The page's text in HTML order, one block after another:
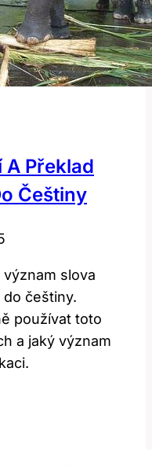
A Překlad
Češtiny
slova
do češtiny.
používat toto
a jaký význam